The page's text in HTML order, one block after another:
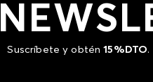
Suscríbete y obtén15%DTO.